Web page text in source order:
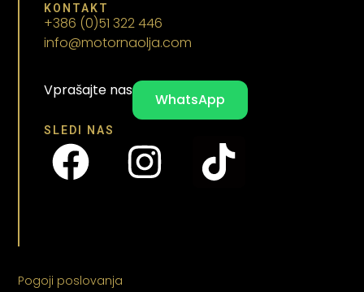
KONTAKT
+386 (0)51 322 446
info@motornaolja.com
Vprašajte nas
WhatsApp
SLEDI NAS
Pogoji poslovanja